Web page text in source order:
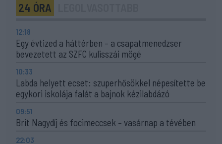
24 ÓRA
12:18
Egy évtized a háttérben – a csapatmenedzser
bevezetett az SZFC kulisszái mögé
10:33
Labda helyett ecset: szuperhősökkel népesítette be
egykori iskolája falát a bajnok kézilabdázó
09:51
Brit Nagydíj és focimeccsek – vasárnap a tévében
22:03